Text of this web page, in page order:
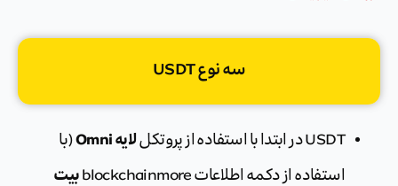
سه نوع USDT
USDT در ابتدا با استفاده از پروتکل لایه Omni (با
استفاده از دکمه اطلاعات blockchainmore
بیت